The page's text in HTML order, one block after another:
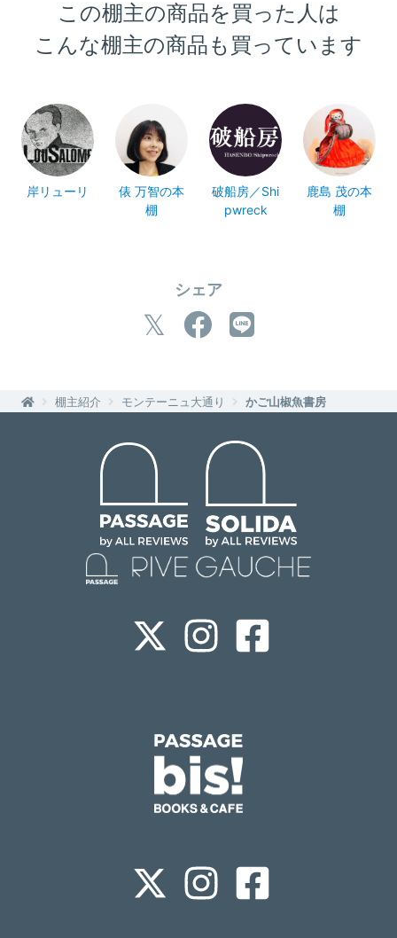
この棚主の商品を買った人は
こんな棚主の商品も買っています
岸リューリ
俵 万智の本
棚
破船房／Shi
pwreck
鹿島 茂の本
棚
シェア
棚主紹介 モンテーニュ大通り かご山椒魚書房